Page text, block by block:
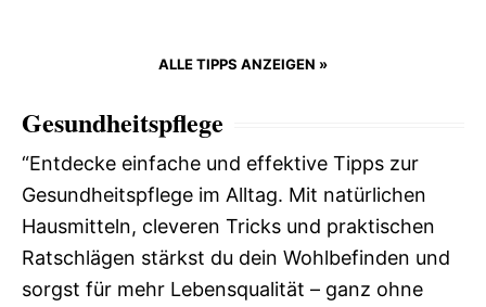
ALLE TIPPS ANZEIGEN »
Gesundheitspflege
“Entdecke einfache und effektive Tipps zur
Gesundheitspflege im Alltag. Mit natürlichen
Hausmitteln, cleveren Tricks und praktischen
Ratschlägen stärkst du dein Wohlbefinden und
sorgst für mehr Lebensqualität – ganz ohne